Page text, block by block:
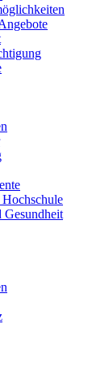
Gesundheit